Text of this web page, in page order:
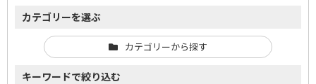
カテゴリーを選ぶ
カテゴリーから探す
キーワードで絞り込む